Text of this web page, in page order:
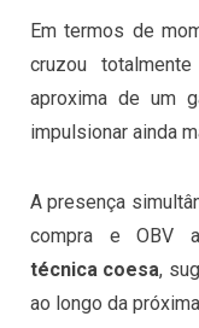
Em termos de
cruzou
aproxima de um
impulsionar ainda
A presença
compra e OBV
técnica coesa,
ao longo da